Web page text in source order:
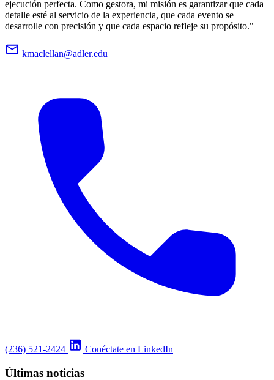
ejecución perfecta. Como gestora, mi misión es garantizar que cada
detalle esté al servicio de la experiencia, que cada evento se
desarrolle con precisión y que cada espacio refleje su propósito."
kmaclellan@adler.edu
(236) 521-2424 Conéctate en LinkedIn
Últimas noticias